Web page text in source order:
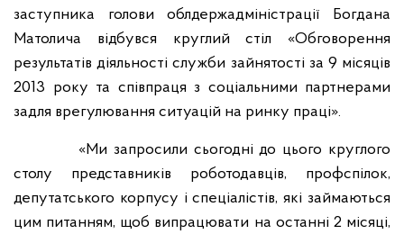
заступника голови облдержадміністрації Богдана
Матолича відбувся круглий стіл «Обговорення
результатів діяльності служби зайнятості за 9 місяців
2013 року та співпраця з соціальними партнерами
задля врегулювання ситуацій на ринку праці».
«Ми запросили сьогодні до цього круглого
столу представників роботодавців, профспілок,
депутатського корпусу і спеціалістів, які займаються
цим питанням, щоб випрацювати на останні 2 місяці,